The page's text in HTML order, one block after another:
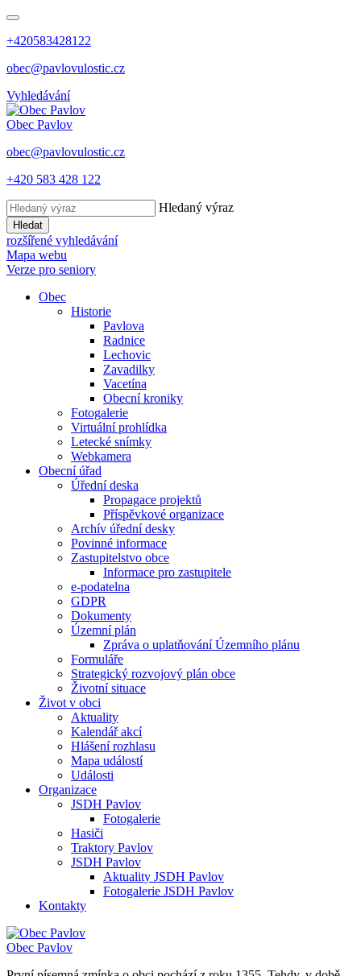
+420583428122
obec@pavlovulostic.cz
Vyhledávání
Obec Pavlov
obec@pavlovulostic.cz
+420 583 428 122
Hledaný výraz
Hledat
rozšířené vyhledávání
Mapa webu
Verze pro seniory
Obec
Historie
Pavlova
Radnice
Lechovic
Zavadilky
Vacetína
Obecní kroniky
Fotogalerie
Virtuální prohlídka
Letecké snímky
Webkamera
Obecní úřad
Úřední deska
Propagace projektů
Příspěvkové organizace
Archív úřední desky
Povinné informace
Zastupitelstvo obce
Informace pro zastupitele
e-podatelna
GDPR
Dokumenty
Územní plán
Zpráva o uplatňování Územního plánu
Formuláře
Strategický rozvojový plán obce
Životní situace
Život v obci
Aktuality
Kalendář akcí
Hlášení rozhlasu
Mapa událostí
Události
Organizace
JSDH Pavlov
Fotogalerie
Hasiči
Traktory Pavlov
JSDH Pavlov
Aktuality JSDH Pavlov
Fotogalerie JSDH Pavlov
Kontakty
Obec Pavlov